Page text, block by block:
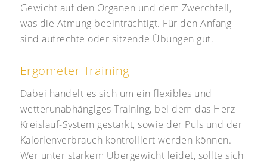
Gewicht auf den Organen und dem Zwerchfell,
was die Atmung beeinträchtigt. Für den Anfang
sind aufrechte oder sitzende Übungen gut.
Ergometer Training
Dabei handelt es sich um ein flexibles und
wetterunabhängiges Training, bei dem das Herz-
Kreislauf-System gestärkt, sowie der Puls und der
Kalorienverbrauch kontrolliert werden können.
Wer unter starkem Übergewicht leidet, sollte sich